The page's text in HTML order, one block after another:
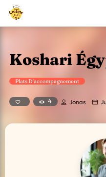
Koshari
Plats D'accompagnement
4 Jonas